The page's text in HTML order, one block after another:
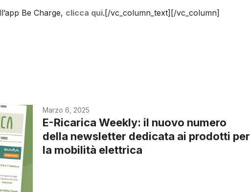
Be Charge, clicca qui.[/vc_column_text][/vc_column]
Marzo 6, 2025
E-Ricarica Weekly: il nuovo numero
della newsletter dedicata ai prodotti per
la mobilità elettrica